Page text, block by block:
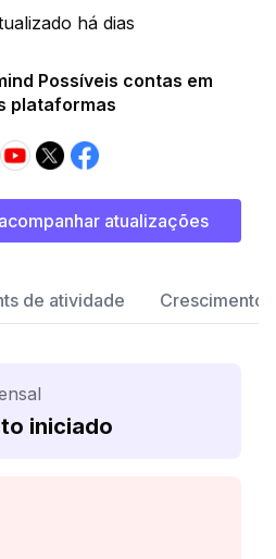
há dias
Possíveis contas em
plataformas
atualizações
de atividade Crescimento
iniciado